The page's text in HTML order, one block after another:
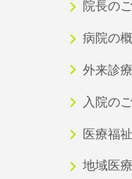
院長の
病院の
外来診療
入院の
医療福
地域医